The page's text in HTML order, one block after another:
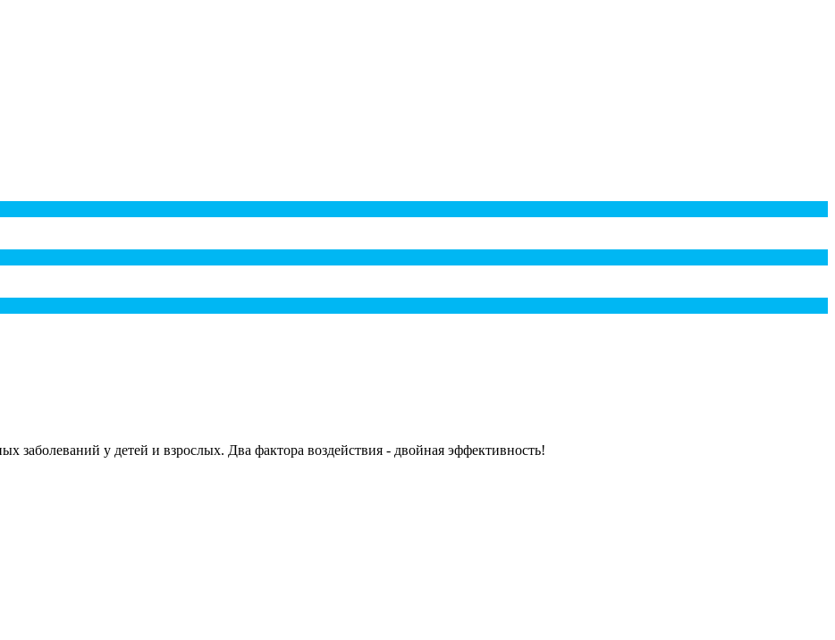
заболеваний у детей и взрослых. Два фактора воздействия - двойная эффективность!